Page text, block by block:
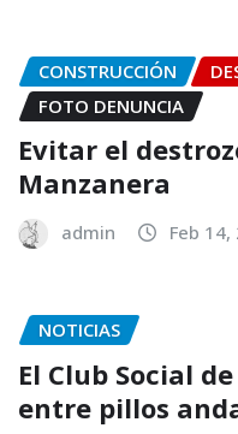
CONSTRUCCIÓN
FOTO DENUNCIA
Evitar el
Manzanera
admin Feb 14,
NOTICIAS
El Club Social
entre pillos